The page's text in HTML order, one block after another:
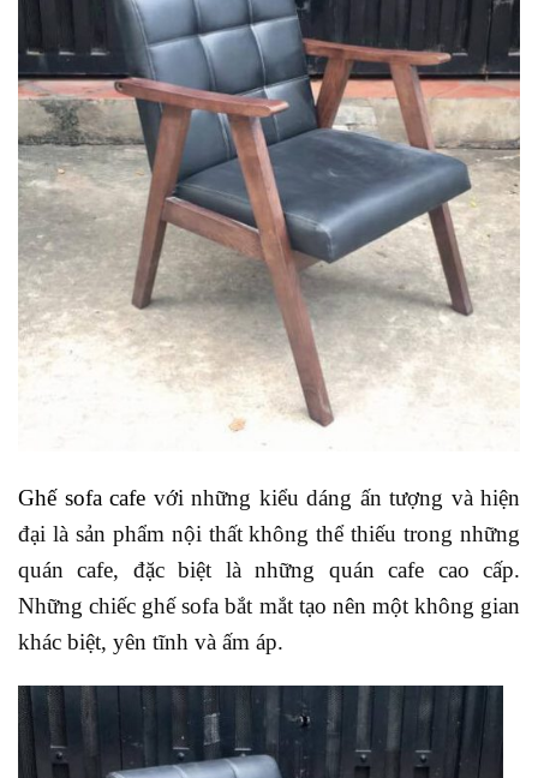
Ghế sofa cafe với những kiểu dáng ấn tượng và hiện
đại là sản phẩm nội thất không thể thiếu trong những
quán cafe, đặc biệt là những quán cafe cao cấp.
Những chiếc ghế sofa bắt mắt tạo nên một không gian
khác biệt, yên tĩnh và ấm áp.